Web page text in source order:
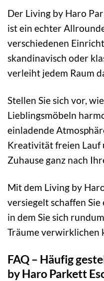
Der Living by Haro
ist ein echter
verschiedenen
skandinavisch oder
verleiht jedem Raum
Stellen Sie sich vor,
Lieblingsmöbeln
einladende
Kreativität freien Lauf
Zuhause ganz nach
Mit dem Living by
versiegelt schaffen Sie
in dem Sie sich
Träume verwirklichen
FAQ – Häufig
by Haro Parkett